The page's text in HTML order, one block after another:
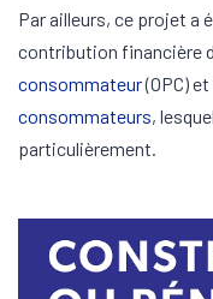
Par ailleurs, ce projet a
contribution financière
consommateur(OPC) et
consommateurs,
particulièrement.